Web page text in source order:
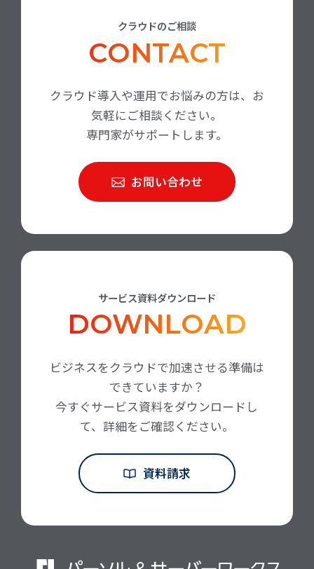
クラウドのご相談
CONTACT
クラウド導入や運用でお悩みの方は、お
気軽にご相談ください。
専門家がサポートします。
お問い合わせ
サービス資料ダウンロード
DOWNLOAD
ビジネスをクラウドで加速させる準備は
できていますか？
今すぐサービス資料をダウンロードし
て、詳細をご確認ください。
資料請求